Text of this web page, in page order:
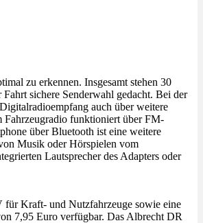
zu erkennen. Insgesamt stehen 30
sichere Senderwahl gedacht. Bei der
auch über weitere
Fahrzeugradio funktioniert über FM-
über Bluetooth ist eine weitere
Musik oder Hörspielen vom
Lautsprecher des Adapters oder
Kraft- und Nutzfahrzeuge sowie eine
7,95 Euro verfügbar. Das Albrecht DR